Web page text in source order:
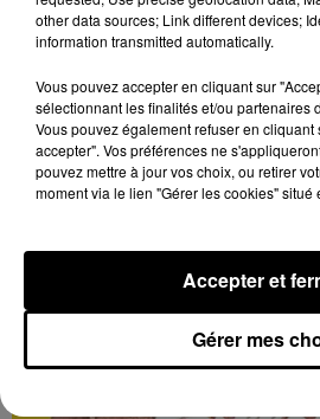
BLOIS (41) -
FONDS DE LONDRES AU
Jeudi 1er octobre 2026 à 14h30
Paty, bibliothèque Abbé-
Cher) : Les bas-fonds de
other data sources; Link different devices;
information transmitted automatically.
Vous pouvez accepter en cliquant sur
sélectionnant les finalités et/ou partenaires
Vous pouvez également refuser en cliquant
accepter". Vos préférences ne
pouvez mettre à jour vos choix, ou retirer
moment via le lien "Gérer les cookies" situé
Gérer mes
Accepter et